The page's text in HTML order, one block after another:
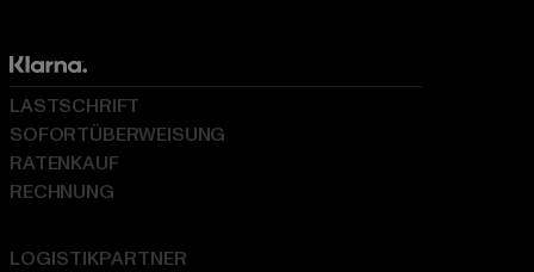
LOGISTIKPARTNER
LASTSCHRIFT
SOFORTÜBERWEISUNG
RATENKAUF
RECHNUNG